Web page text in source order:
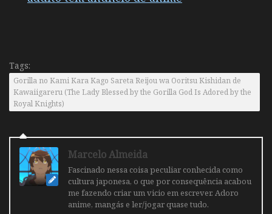
Tags:
Gorilla no Kami Kara Kago Sareta Reijou wa Ooritsu Kishidan de
Kawaiigareru (The Lady Blessed by the Gorilla God Is Adored by the
Royal Knights)
Marcelo Almeida
Fascinado nessa coisa peculiar conhecida como
cultura japonesa, o que por consequência acabou
me fazendo criar um vicio em escrever. Adoro
anime, mangás e ler/jogar quase tudo.